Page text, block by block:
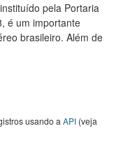
pela Portaria
é um importante
brasileiro. Além de
usando a API (veja